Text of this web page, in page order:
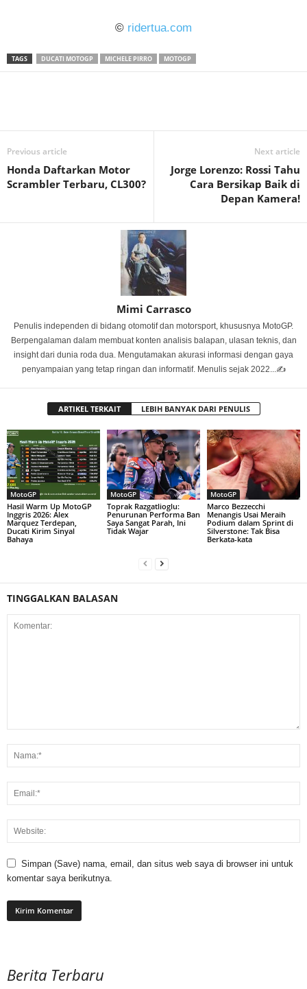
© ridertua.com
TAGS DUCATI MOTOGP MICHELE PIRRO MOTOGP
Previous article
Honda Daftarkan Motor
Scrambler Terbaru, CL300?
Next article
Jorge Lorenzo: Rossi Tahu
Cara Bersikap Baik di
Depan Kamera!
Mimi Carrasco
Penulis independen di bidang otomotif dan motorsport, khususnya MotoGP.
Berpengalaman dalam membuat konten analisis balapan, ulasan teknis, dan
insight dari dunia roda dua. Mengutamakan akurasi informasi dengan gaya
penyampaian yang tetap ringan dan informatif. Menulis sejak 2022...✍️
ARTIKEL TERKAIT LEBIH BANYAK DARI PENULIS
MotoGP
Hasil Warm Up MotoGP
Inggris 2026: Alex
Marquez Terdepan,
Ducati Kirim Sinyal
Bahaya
MotoGP
Toprak Razgatlioglu:
Penurunan Performa Ban
Saya Sangat Parah, Ini
Tidak Wajar
MotoGP
Marco Bezzecchi
Menangis Usai Meraih
Podium dalam Sprint di
Silverstone: Tak Bisa
Berkata-kata
TINGGALKAN BALASAN
Simpan (Save) nama, email, dan situs web saya di browser ini untuk
komentar saya berikutnya.
Berita Terbaru